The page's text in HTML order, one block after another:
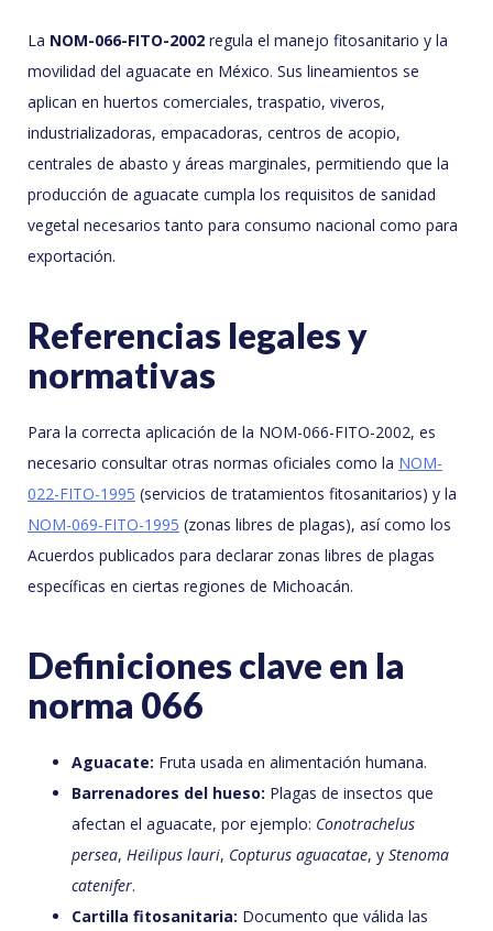
La NOM-066-FITO-2002 regula el manejo fitosanitario y la
movilidad del aguacate en México. Sus lineamientos se
aplican en huertos comerciales, traspatio, viveros,
industrializadoras, empacadoras, centros de acopio,
centrales de abasto y áreas marginales, permitiendo que la
producción de aguacate cumpla los requisitos de sanidad
vegetal necesarios tanto para consumo nacional como para
exportación.
Referencias legales y
normativas
Para la correcta aplicación de la NOM-066-FITO-2002, es
necesario consultar otras normas oficiales como la NOM-
022-FITO-1995 (servicios de tratamientos fitosanitarios) y la
NOM-069-FITO-1995 (zonas libres de plagas), así como los
Acuerdos publicados para declarar zonas libres de plagas
específicas en ciertas regiones de Michoacán.
Definiciones clave en la
norma 066
Aguacate: Fruta usada en alimentación humana.
Barrenadores del hueso: Plagas de insectos que
afectan el aguacate, por ejemplo: Conotrachelus
persea, Heilipus lauri, Copturus aguacatae, y Stenoma
catenifer.
Cartilla fitosanitaria: Documento que válida las